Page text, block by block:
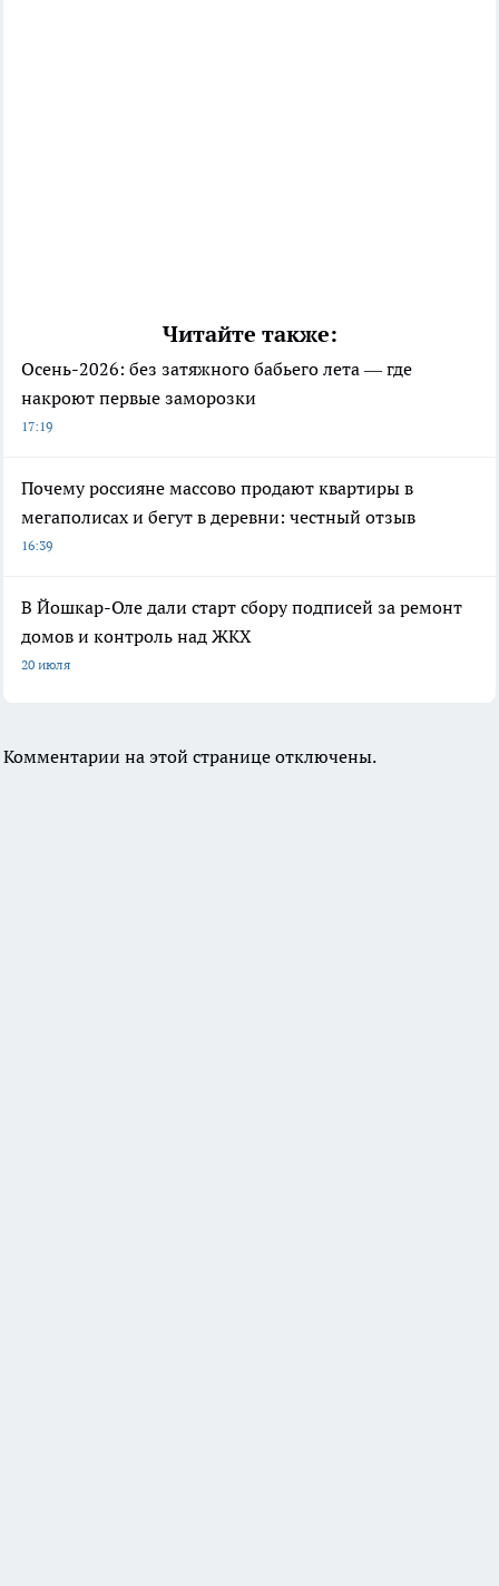
Читайте также:
Осень-2026: без затяжного бабьего лета — где
накроют первые заморозки
17:19
Почему россияне массово продают квартиры в
мегаполисах и бегут в деревни: честный отзыв
16:39
В Йошкар-Оле дали старт сбору подписей за ремонт
домов и контроль над ЖКХ
20 июля
Комментарии на этой странице отключены.